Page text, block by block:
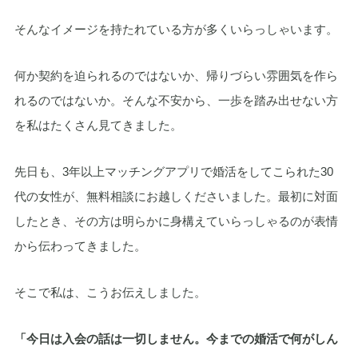
そんなイメージを持たれている方が多くいらっしゃいます。
何か契約を迫られるのではないか、帰りづらい雰囲気を作ら
れるのではないか。そんな不安から、一歩を踏み出せない方
を私はたくさん見てきました。
先日も、3年以上マッチングアプリで婚活をしてこられた30
代の女性が、無料相談にお越しくださいました。最初に対面
したとき、その方は明らかに身構えていらっしゃるのが表情
から伝わってきました。
そこで私は、こうお伝えしました。
「今日は入会の話は一切しません。今までの婚活で何がしん